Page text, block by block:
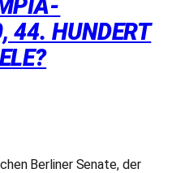
44. HUNDERT
Berliner Senate, der